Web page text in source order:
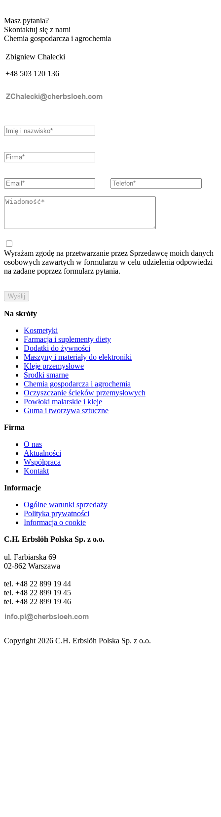
Masz pytania?
Skontaktuj się z nami
Chemia gospodarcza i agrochemia
Zbigniew Chalecki
+48 503 120 136
Wyrażam zgodę na przetwarzanie przez Sprzedawcę moich danych
osobowych zawartych w formularzu w celu udzielenia odpowiedzi
na zadane poprzez formularz pytania.
Na skróty
Kosmetyki
Farmacja i suplementy diety
Dodatki do żywności
Maszyny i materiały do elektroniki
Kleje przemysłowe
Środki smarne
Chemia gospodarcza i agrochemia
Oczyszczanie ścieków przemysłowych
Powłoki malarskie i kleje
Guma i tworzywa sztuczne
Firma
O nas
Aktualności
Współpraca
Kontakt
Informacje
Ogólne warunki sprzedaży
Polityka prywatności
Informacja o cookie
C.H. Erbslöh Polska Sp. z o.o.
ul. Farbiarska 69
02-862 Warszawa
tel. +48 22 899 19 44
tel. +48 22 899 19 45
tel. +48 22 899 19 46
Copyright 2026 C.H. Erbslöh Polska Sp. z o.o.